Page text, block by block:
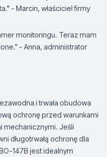
- Marcin, właściciel firmy
monitoringu. Teraz mam
- Anna, administrator
i trwała obudowa
ochronę przed warunkami
mechanicznymi. Jeśli
długotrwałą ochronę dla
147B jest idealnym